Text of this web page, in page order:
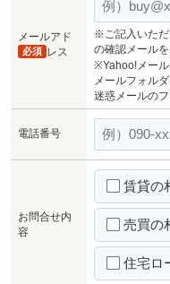
メールアド
レス
必須
※ご記入いただ
の確認メールを
※Yahoo!メー
メールフォル
迷惑メールの
電話番号
お問合せ内
容
賃貸の
売買の
住宅ロ